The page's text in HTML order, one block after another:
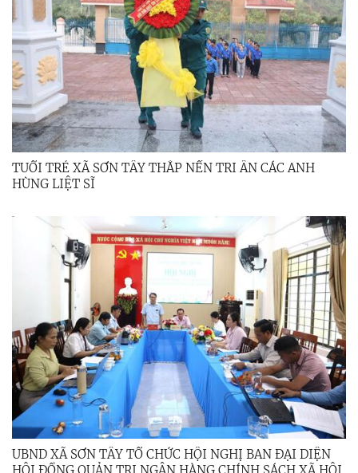
TUỔI TRẺ XÃ SƠN TÂY THẮP NẾN TRI ÂN CÁC ANH
HÙNG LIỆT SĨ
UBND XÃ SƠN TÂY TỔ CHỨC HỘI NGHỊ BAN ĐẠI DIỆN